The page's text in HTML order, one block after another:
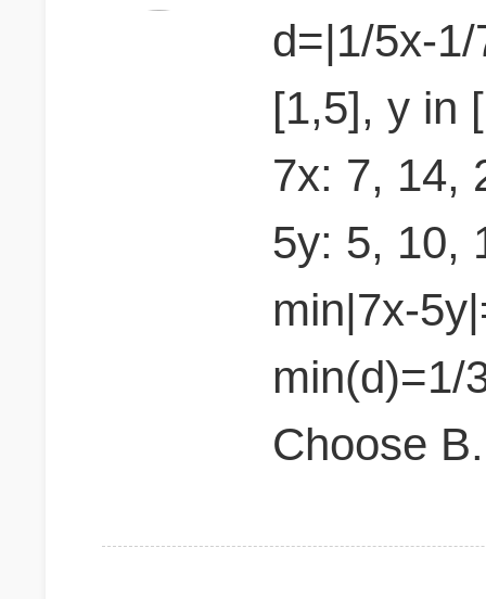
d=|1/5x-
[1,5], y in
7x: 7, 14,
5y: 5, 10,
min|7x-
min(d)=1/
Choose B.